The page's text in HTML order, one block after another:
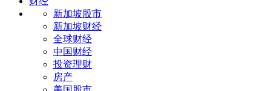
新加坡股市
新加坡财经
全球财经
中国财经
投资理财
房产